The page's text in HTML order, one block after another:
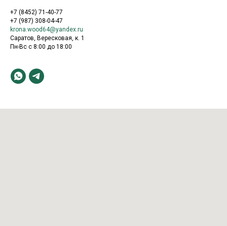
+7 (8452) 71-40-77
+7 (987) 308-04-47
krona.wood64@yandex.ru
Саратов, Вересковая, к. 1
Пн-Вс с 8:00 до 18:00